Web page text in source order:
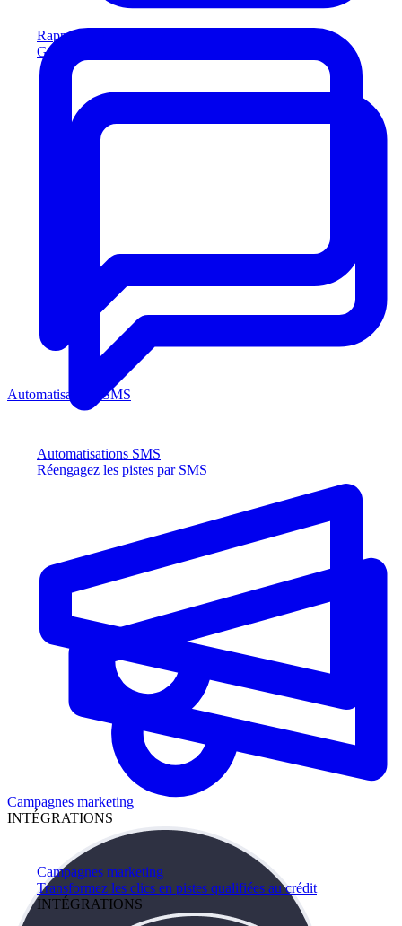
Rapports pour prêteurs
Générez des rapports conformes aux prêteurs
Automatisations SMS
Réengagez les pistes par SMS
Campagnes marketing
Transformez les clics en pistes qualifiées au crédit
INTÉGRATIONS
Automatisations SMS
Campagnes marketing
INTÉGRATIONS